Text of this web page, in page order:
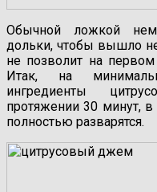
Обычной ложкой
дольки, чтобы вышло
не позволит на
Итак, на
ингредиенты
протяжении 30 минут,
полностью разварятся.